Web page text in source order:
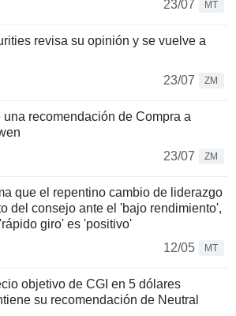
23/07
MT
revisa su opinión y se vuelve a
23/07
ZM
una recomendación de Compra a
23/07
ZM
que el repentino cambio de liderazgo
del consejo ante el 'bajo rendimiento',
giro' es 'positivo'
12/05
MT
objetivo de CGI en 5 dólares
su recomendación de Neutral